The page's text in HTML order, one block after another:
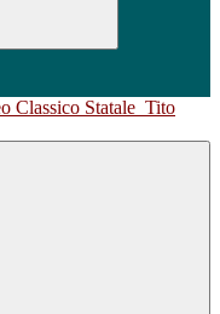
Classico Statale Tito